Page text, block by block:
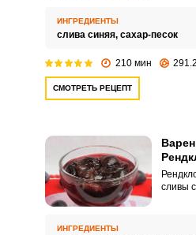
люблю
ИНГРЕДИЕНТЫ
слива синяя, сахар-песок
210 мин
СМОТРЕТЬ РЕЦЕПТ
сливы
ИНГРЕДИЕНТЫ